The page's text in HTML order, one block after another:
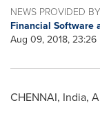
NEWS PROVIDED BY
Financial Software
Aug 09, 2018, 23:26
CHENNAI, India,